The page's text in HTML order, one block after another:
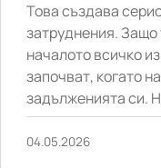
Това създава
затруднения.
началото всичко
започват, когато
задълженията си.
04.05.2026